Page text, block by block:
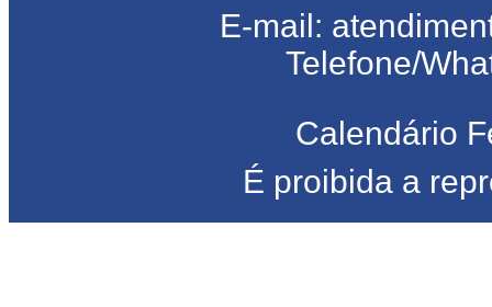
E-mail:
Telefone/
Calendário
É proibida a